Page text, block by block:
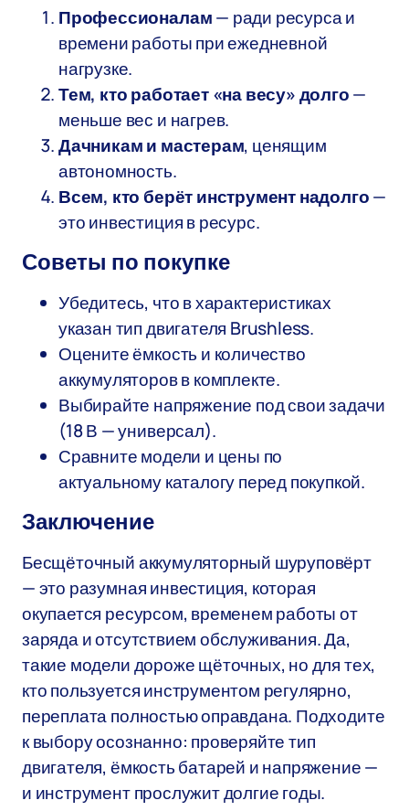
Профессионалам— ради ресурса и
времени работы при ежедневной
нагрузке.
Тем, кто работает «на весу» долго—
меньше вес и нагрев.
Дачникам и мастерам, ценящим
автономность.
Всем, кто берёт инструмент надолго—
это инвестиция в ресурс.
Советы по покупке
Убедитесь, что в характеристиках
указан тип двигателя Brushless.
Оцените ёмкость и количество
аккумуляторов в комплекте.
Выбирайте напряжение под свои задачи
(18 В — универсал).
Сравните модели и цены по
актуальному каталогу перед покупкой.
Заключение
Бесщёточный аккумуляторный шуруповёрт
— это разумная инвестиция, которая
окупается ресурсом, временем работы от
заряда и отсутствием обслуживания. Да,
такие модели дороже щёточных, но для тех,
кто пользуется инструментом регулярно,
переплата полностью оправдана. Подходите
к выбору осознанно: проверяйте тип
двигателя, ёмкость батарей и напряжение —
и инструмент прослужит долгие годы.